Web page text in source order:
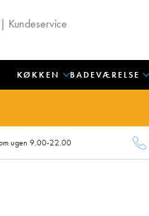
| Kundeservice
KØKKEN BADEVÆRELSE
ugen 9.00-22.00